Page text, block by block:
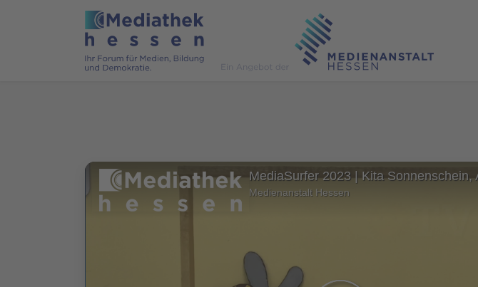
MediaSurfer 2023 | Kita Sonnenschein,
Medienanstalt Hessen